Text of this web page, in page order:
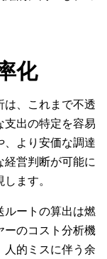
化
、これまで不透
支出の特定を容易
、より安価な調達
経営判断が可能に
ます。
ルートの算出は燃
ーのコスト分析機
的ミスに伴う余